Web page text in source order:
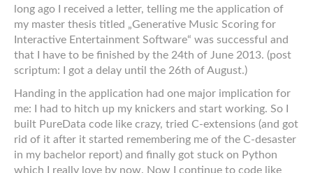
long ago I received a letter, telling me the application of
my master thesis titled „Generative Music Scoring for
Interactive Entertainment Software“ was successful and
that I have to be finished by the 24th of June 2013. (post
scriptum: I got a delay until the 26th of August.)
Handing in the application had one major implication for
me: I had to hitch up my knickers and start working. So I
built PureData code like crazy, tried C-extensions (and got
rid of it after it started remembering me of the C-desaster
in my bachelor report) and finally got stuck on Python
which I really love by now. Now I continue to code like